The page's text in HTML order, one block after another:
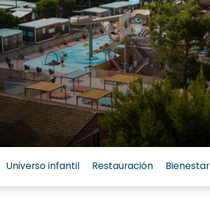
Universo infantil Restauración Bienestar